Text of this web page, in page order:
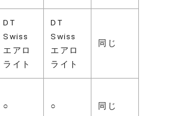
DT
Swiss
エアロ
ライト
DT
Swiss
エアロ
ライト
同じ
○ ○ 同じ